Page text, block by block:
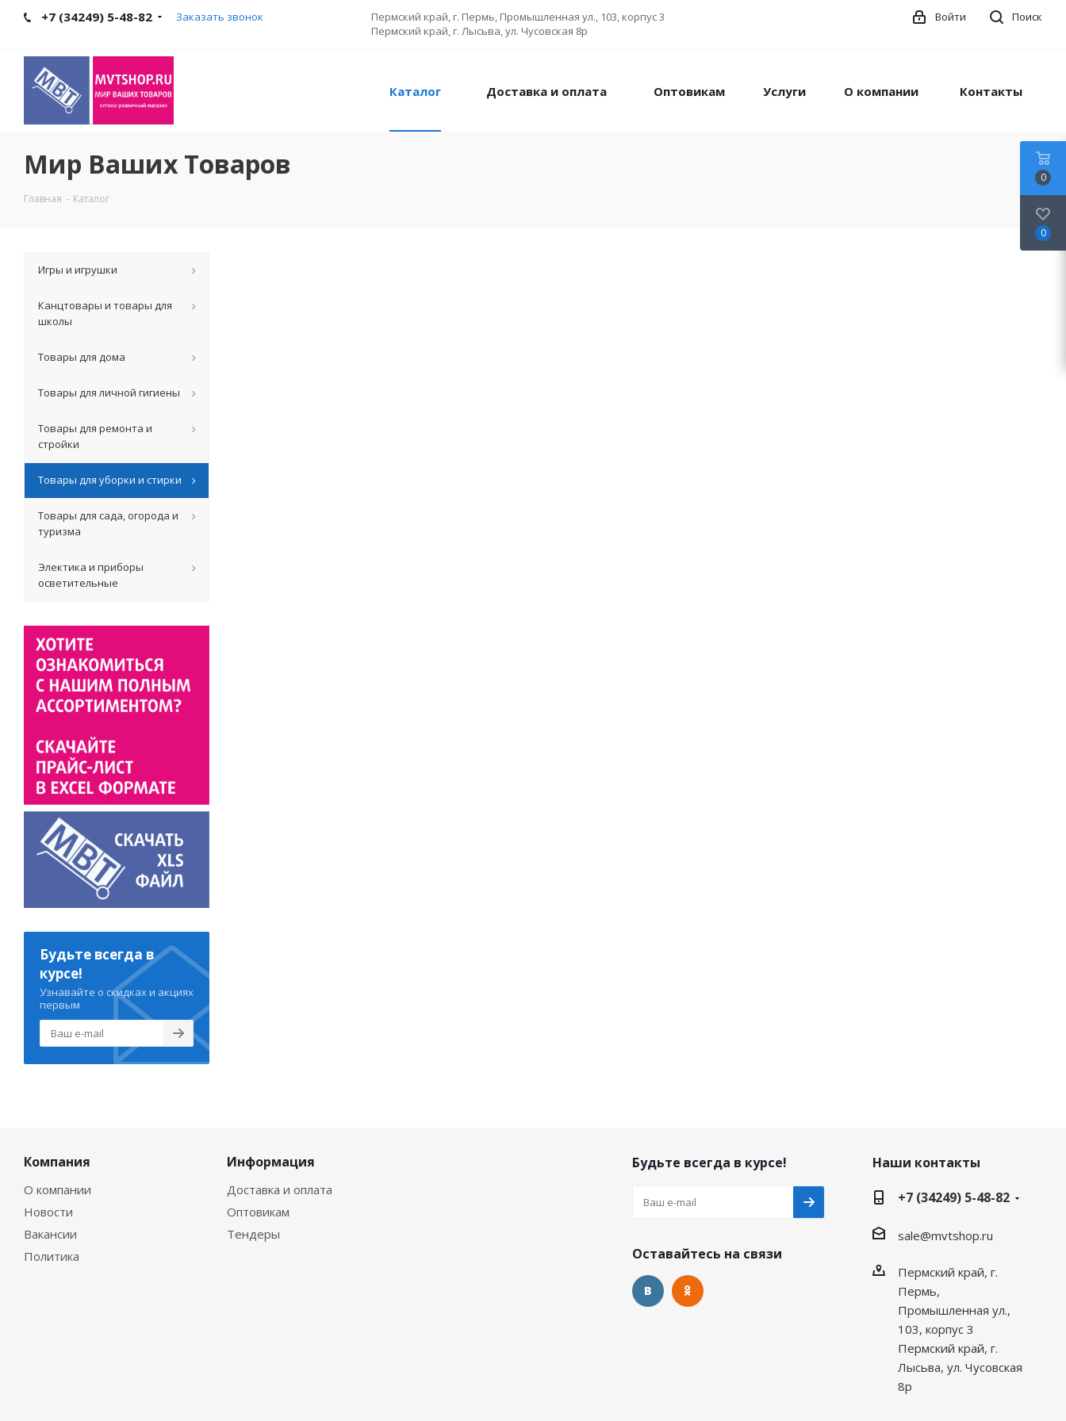
+7 (34249) 5-48-82 Заказать звонок
Пермский край, г. Пермь, Промышленная ул., 103, корпус 3
Пермский край, г. Лысьва, ул. Чусовская 8р
Поиск
Войти
Каталог Доставка и оплата Оптовикам Услуги О компании Контакты
Мир Ваших Товаров
Главная - Каталог
Игры и игрушки
Канцтовары и товары для
школы
Товары для дома
Товары для личной гигиены
Товары для ремонта и
стройки
Товары для уборки и стирки
Товары для сада, огорода и
туризма
Электика и приборы
осветительные
Будьте всегда в
курсе!
Узнавайте о скидках и акциях
первым
Компания
О компании
Новости
Вакансии
Политика
Информация
Доставка и оплата
Оптовикам
Тендеры
Будьте всегда в курсе!
Оставайтесь на связи
Наши контакты
+7 (34249) 5-48-82
sale@mvtshop.ru
Пермский край, г.
Пермь,
Промышленная ул.,
103, корпус 3
Пермский край, г.
Лысьва, ул. Чусовская
8р
0
0